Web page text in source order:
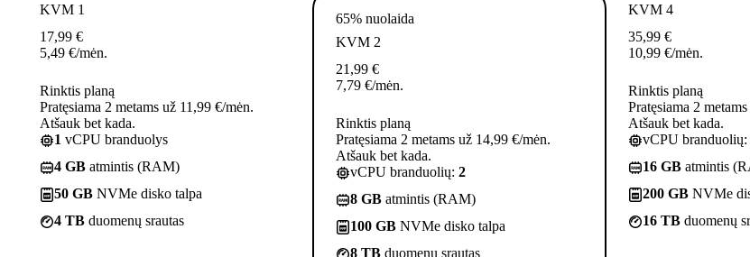
KVM 1
17,99 €
5,49 €/mėn.
Rinktis planą
Pratęsiama 2 metams už 11,99 €/mėn.
Atšauk bet kada.
1 vCPU branduolys
4 GB atmintis (RAM)
50 GB NVMe disko talpa
4 TB duomenų srautas
65% nuolaida
KVM 2
21,99 €
7,79 €/mėn.
Rinktis planą
Pratęsiama 2 metams už 14,99 €/mėn.
Atšauk bet kada.
vCPU branduolių: 2
8 GB atmintis (RAM)
100 GB NVMe disko talpa
8 TB duomenų srautas
KVM 4
35,99 €
10,99 €/mėn.
Rinktis planą
Pratęsiama 2
Atšauk bet kada.
vCPU branduolių:
16 GB atmintis
200 GB NVMe
16 TB duomenų